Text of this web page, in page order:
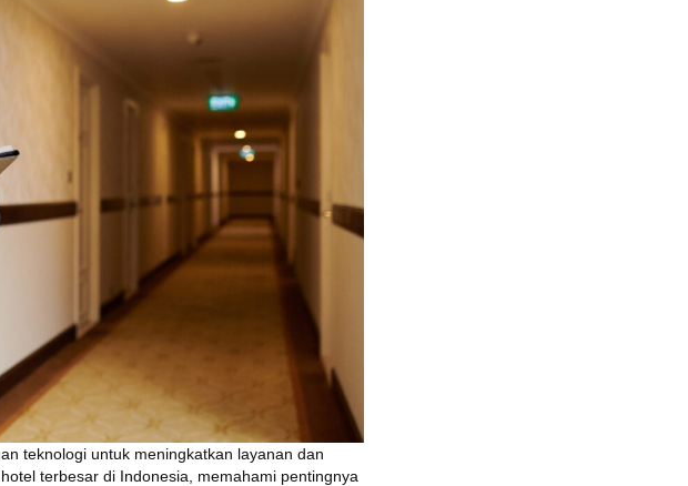
teknologi untuk meningkatkan layanan dan
terbesar di Indonesia, memahami pentingnya